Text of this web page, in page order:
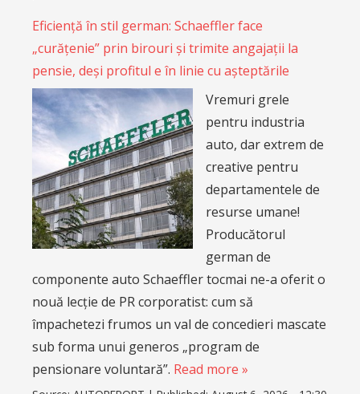
Eficiență în stil german: Schaeffler face
„curățenie” prin birouri și trimite angajații la
pensie, deși profitul e în linie cu așteptările
Vremuri grele
pentru industria
auto, dar extrem de
creative pentru
departamentele de
resurse umane!
Producătorul
german de
componente auto Schaeffler tocmai ne-a oferit o
nouă lecție de PR corporatist: cum să
împachetezi frumos un val de concedieri mascate
sub forma unui generos „program de
pensionare voluntară”. Read more »